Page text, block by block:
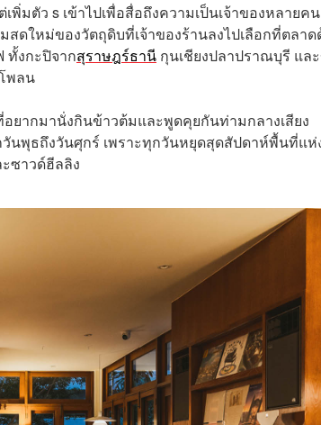
พิ่มตัว s เข้าไปเพื่อสื่อถึงความเป็นเจ้าของหลายคน
ดใหม่ของวัตถุดิบที่เจ้าของร้านลงไปเลือกที่ตลาด
ทั้งกะปิจากสุราษฎร์ธานี กุนเชียงปลาปราณบุรี แล
พลน
ยากมานั่งกินข้าวต้มและพูดคุยกันท่ามกลางเสียง
วันพุธถึงวันศุกร์ เพราะทุกวันหยุดสุดสัปดาห์พื้นที่แห่
ซาวด์ฮีลลิง